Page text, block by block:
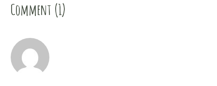
Comment (1)